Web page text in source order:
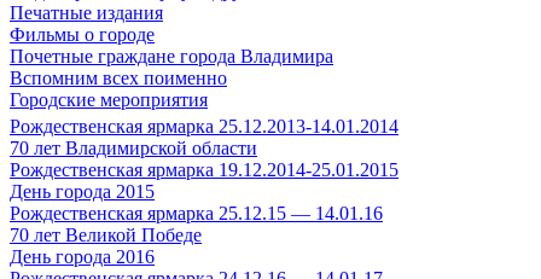
Печатные издания
Фильмы о городе
Почетные граждане города Владимира
Вспомним всех поименно
Городские мероприятия
Рождественская ярмарка 25.12.2013-14.01.2014
70 лет Владимирской области
Рождественская ярмарка 19.12.2014-25.01.2015
День города 2015
Рождественская ярмарка 25.12.15 — 14.01.16
70 лет Великой Победе
День города 2016